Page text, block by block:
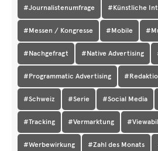
#Journalistenumfrage #Künstliche
#Messen / Kongresse #Mobile
#Nachgefragt #Native Advertising
#Programmatic Advertising
#Schweiz #Serie #Social Media
#Tracking #Vermarktung
#Werbewirkung #Zahl des Monats